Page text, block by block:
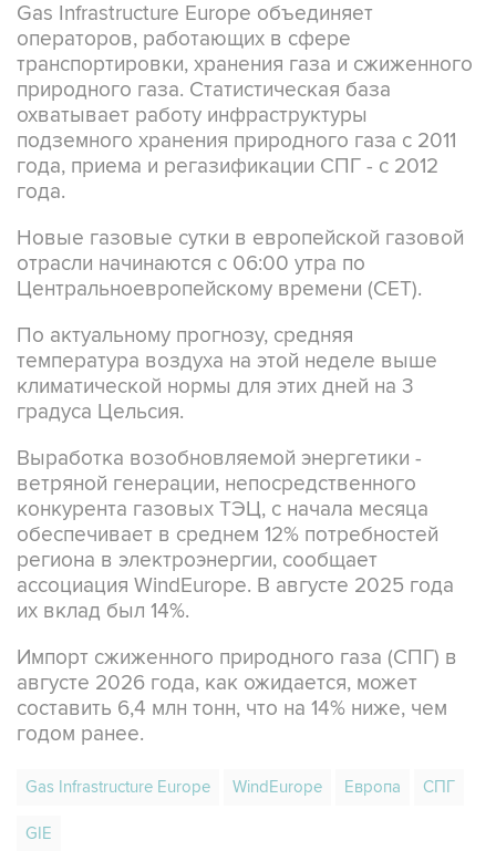
Gas Infrastructure Europe объединяет
операторов, работающих в сфере
транспортировки, хранения газа и сжиженного
природного газа. Статистическая база
охватывает работу инфраструктуры
подземного хранения природного газа с 2011
года, приема и регазификации СПГ - с 2012
года.
Новые газовые сутки в европейской газовой
отрасли начинаются c 06:00 утра по
Центральноевропейскому времени (CET).
По актуальному прогнозу, средняя
температура воздуха на этой неделе выше
климатической нормы для этих дней на 3
градуса Цельсия.
Выработка возобновляемой энергетики -
ветряной генерации, непосредственного
конкурента газовых ТЭЦ, с начала месяца
обеспечивает в среднем 12% потребностей
региона в электроэнергии, сообщает
ассоциация WindEurope. В августе 2025 года
их вклад был 14%.
Импорт сжиженного природного газа (СПГ) в
августе 2026 года, как ожидается, может
составить 6,4 млн тонн, что на 14% ниже, чем
годом ранее.
Gas Infrastructure Europe WindEurope Европа СПГ
GIE